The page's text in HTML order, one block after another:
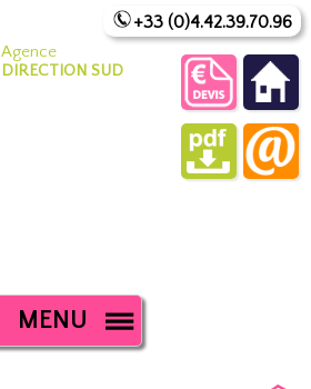
Agence
DIRECTION SUD
+33 (0)4.42.39.70.96
MENU